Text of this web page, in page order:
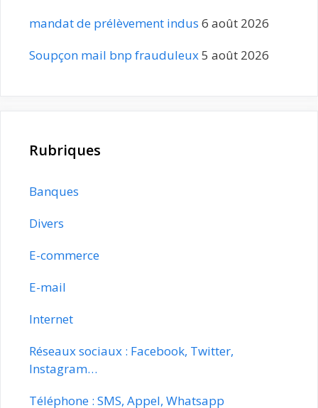
mandat de prélèvement indus 6 août 2026
Soupçon mail bnp frauduleux5 août 2026
Rubriques
Banques
Divers
E-commerce
E-mail
Internet
Réseaux sociaux : Facebook, Twitter,
Instagram…
Téléphone : SMS, Appel, Whatsapp